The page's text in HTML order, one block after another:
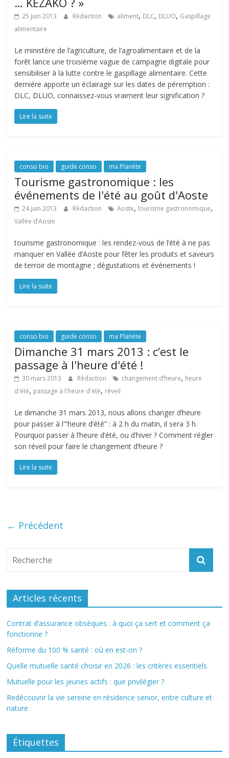
25 juin 2013 Rédaction aliment, DLC, DLUO, Gaspillage
alimentaire
Le ministère de l’agriculture, de l’agroalimentaire et de la
forêt lance une troisième vague de campagne digitale pour
sensibiliser à la lutte contre le gaspillage alimentaire. Cette
dernière apporte un éclairage sur les dates de péremption :
DLC, DLUO, connaissez-vous vraiment leur signification ?
Lire la suite
conso bio guide conso ma Planète
Tourisme gastronomique : les
événements de l'été au goût d'Aoste
24 juin 2013 Rédaction Aoste,tourisme gastronomique,
Vallée d’Aoste
tourisme gastronomique : les rendez-vous de l’été à ne pas
manquer en Vallée d’Aoste pour fêter les produits et saveurs
de terroir de montagne ; dégustations et événements !
Lire la suite
conso bio guide conso ma Planète
Dimanche 31 mars 2013 : c’est le
passage à l'heure d'été !
30 mars 2013 Rédaction changement d’heure, heure
d'été, passage à l'heure d'été, réveil
Le dimanche 31 mars 2013, nous allons changer d’heure
pour passer à l'”heure d’été” : à 2 h du matin, il sera 3 h.
Pourquoi passer à l’heure d’été, ou d’hiver ? Comment régler
son réveil pour faire le changement d’heure ?
Lire la suite
← Précédent
Articles récents
Contrat d’assurance obsèques : à quoi ça sert et comment ça
fonctionne ?
Réforme du 100 % santé : où en est-on ?
Quelle mutuelle santé choisir en 2026 : les critères essentiels
Mutuelle pour les jeunes actifs : que privilégier ?
Redécouvrir la vie sereine en résidence senior, entre culture et
nature
Étiquettes